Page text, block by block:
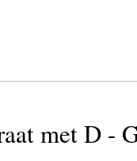
met D -